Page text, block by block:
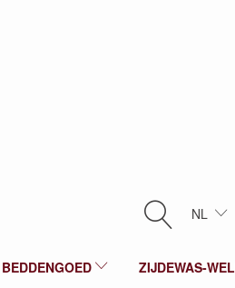
NL
BEDDENGOED ZIJDEWAS-